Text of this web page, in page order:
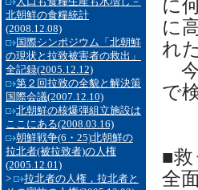
北朝鮮の食糧統計
(2008.12.08)
国際シンポジウム「北朝鮮
の現状と拉致被害者の救出」
全記録(2005.12.12)
第２回拉致の全貌と解決策
国際会議(2007.12.10)
北朝鮮の核爆弾組立施設は
ここにある(2008.03.16)
朝鮮戦争(6・25)北朝鮮の
拉北者(被拉致者)の人権
(2005.12.01)
>
拉北者の人権，拉北者と
に
に
れ
今
で
■救
全